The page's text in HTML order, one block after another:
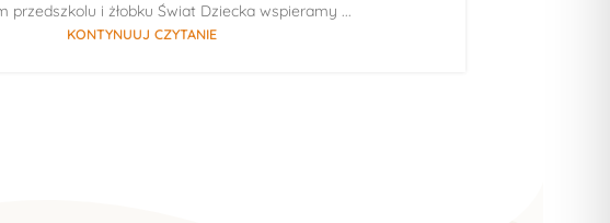
przedszkolu i żłobku Świat Dziecka wspieramy ...
KONTYNUUJ CZYTANIE